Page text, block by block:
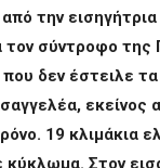
την
τον σύντροφο της
που δεν έστειλε
εκείνος
19 κλιμάκια
κύκλωμα. Στον